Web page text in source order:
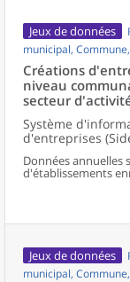
Jeux de données
municipal,
Créations
niveau
secteur
Système
d'entreprises
Données annuelles
d'établissements
selon le secteur
Jeux de données
municipal,